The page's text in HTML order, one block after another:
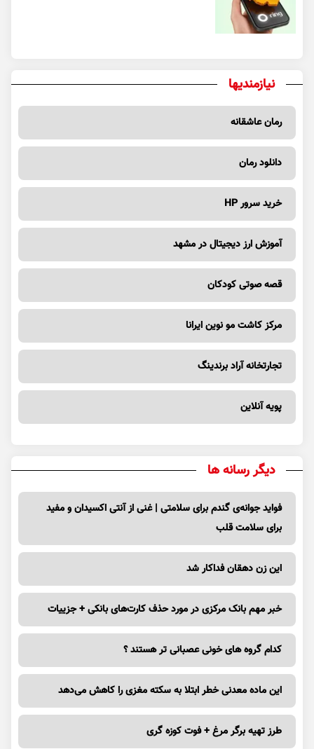
نیازمندیها
رمان عاشقانه
دانلود رمان
خرید سرور HP
آموزش ارز دیجیتال در مشهد
قصه صوتی کودکان
مرکز کاشت مو نوین ایرانا
تجارتخانه آراد برندینگ
پویه آنلاین
دیگر رسانه ها
فواید جوانه‌ی گندم برای سلامتی | غنی از آنتی اکسیدان و مفید
برای سلامت قلب
این زن دهقان فداکار شد
خبر مهم بانک مرکزی در مورد حذف کارت‌های بانکی + جزییات
کدام گروه های خونی عصبانی تر هستند ؟
این ماده معدنی خطر ابتلا به سکته مغزی را کاهش می‌دهد
طرز تهیه برگر مرغ + فوت کوزه گری